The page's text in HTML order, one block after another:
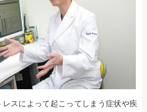
スによって起こってしまう症状や疾